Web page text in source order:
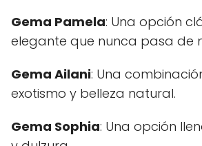
Gema Pamela: Una opción
elegante que nunca pasa de
Gema Ailani: Una
exotismo y belleza natural.
Gema Sophia: Una opción